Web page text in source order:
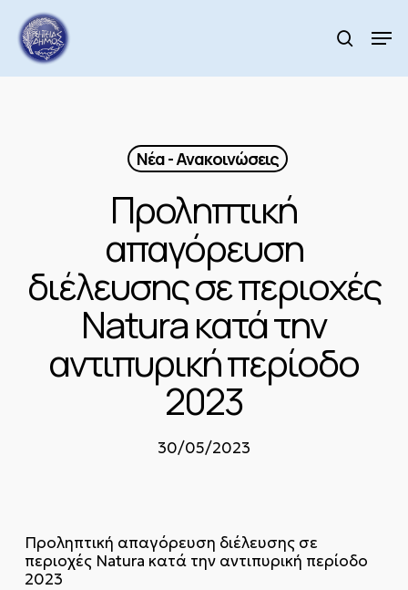
main
content
search
Νέα - Ανακοινώσεις
Προληπτική
απαγόρευση
διέλευσης σε περιοχές
Natura κατά την
αντιπυρική περίοδο
2023
30/05/2023
Προληπτική απαγόρευση διέλευσης σε
περιοχές Natura κατά την αντιπυρική περίοδο
2023
Menu